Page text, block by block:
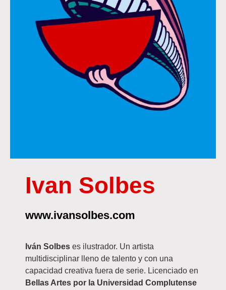
Ivan Solbes
www.ivansolbes.com
Iván Solbes es ilustrador. Un artista
multidisciplinar lleno de talento y con una
capacidad creativa fuera de serie. Licenciado en
Bellas Artes por la Universidad Complutense